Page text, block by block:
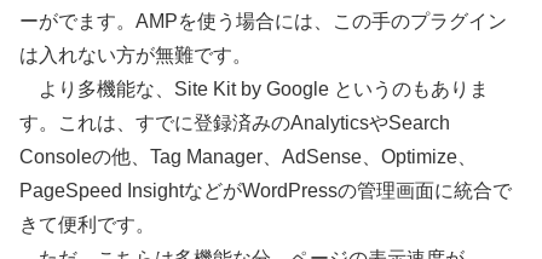
ーがでます。AMPを使う場合には、この手のプラグイン
は入れない方が無難です。
より多機能な、Site Kit by Google というのもありま
す。これは、すでに登録済みのAnalyticsやSearch
Consoleの他、Tag Manager、AdSense、Optimize、
PageSpeed InsightなどがWordPressの管理画面に統合で
きて便利です。